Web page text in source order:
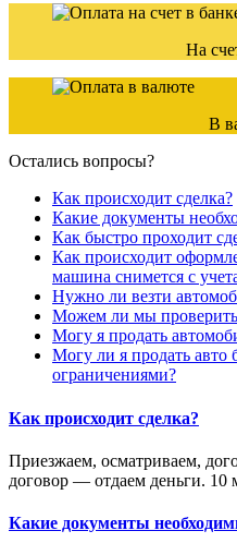
На
В
Остались вопросы?
Как происходит сделка?
Какие документы
Как быстро проходит
Как происходит
машина снимется с
Нужно ли везти
Можем ли мы проверить
Могу я продать
Могу ли я продать авто
ограничениями?
Как происходит сделка?
Приезжаем, осматриваем,
договор — отдаем деньги.
Какие документы